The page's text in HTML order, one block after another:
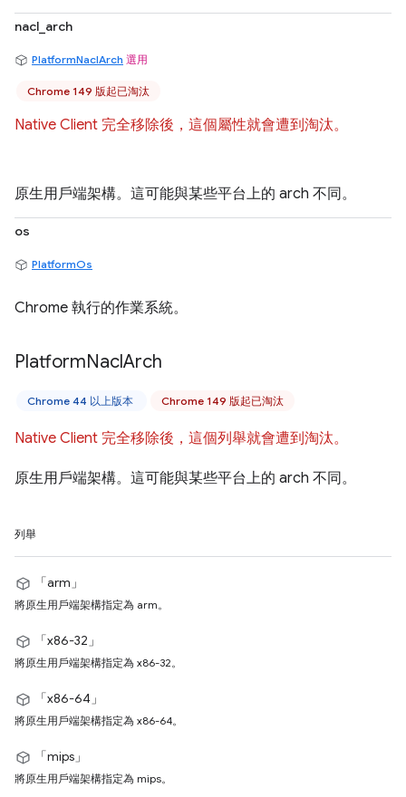
nacl_arch
PlatformNaclArch 選用
Chrome 149 版起已淘汰
Native Client 完全移除後，這個屬性就會遭到淘汰。
原生用戶端架構。這可能與某些平台上的 arch 不同。
os
PlatformOs
Chrome 執行的作業系統。
PlatformNaclArch
Chrome 44 以上版本 Chrome 149 版起已淘汰
Native Client 完全移除後，這個列舉就會遭到淘汰。
原生用戶端架構。這可能與某些平台上的 arch 不同。
列舉
「arm」
將原生用戶端架構指定為 arm。
「x86-32」
將原生用戶端架構指定為 x86-32。
「x86-64」
將原生用戶端架構指定為 x86-64。
「mips」
將原生用戶端架構指定為 mips。